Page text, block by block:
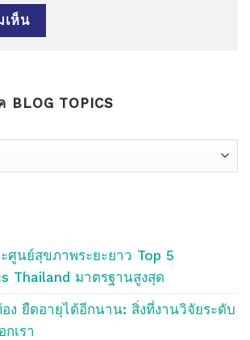
BLOG TOPICS
ศูนย์สุขภาพระยะยาว Top 5
Thailand มาตรฐานสูงสุด
ง ยืดอายุได้อีกนาน: สิ่งที่งานวิจัยระดับ
เรา